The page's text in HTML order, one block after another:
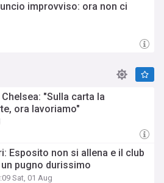
improvviso: ora non ci
"Sulla carta la
ora lavoriamo"
Esposito non si allena e il club
pugno durissimo
Sat, 01 Aug